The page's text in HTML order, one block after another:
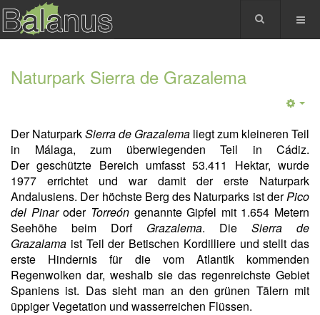
Naturpark Sierra de Grazalema
Der NaturparkSierra de Grazalema liegt zum kleineren Teil
in Málaga, zum überwiegenden Teil in Cádiz.
Der geschützte Bereich umfasst 53.411 Hektar, wurde
1977 errichtet und war damit der erste Naturpark
Andalusiens. Der höchste Berg des Naturparks ist derPico
del Pinaroder Torreóngenannte Gipfel mit 1.654 Metern
Seehöhe beim Dorf Grazalema. Die Sierra de
Grazalama ist Teil der Betischen Kordilliere und stellt das
erste Hindernis für die vom Atlantik kommenden
Regenwolken dar, weshalb sie das regenreichste Gebiet
Spaniens ist. Das sieht man an den grünen Tälern mit
üppiger Vegetation und wasserreichen Flüssen.